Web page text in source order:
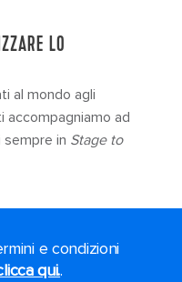
LO
al mondo agli
ad
in Stage to
e condizioni
qui..